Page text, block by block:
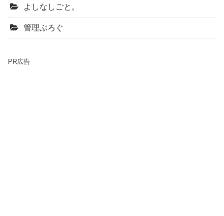
よしなしごと。
管理ぶろぐ
PR広告